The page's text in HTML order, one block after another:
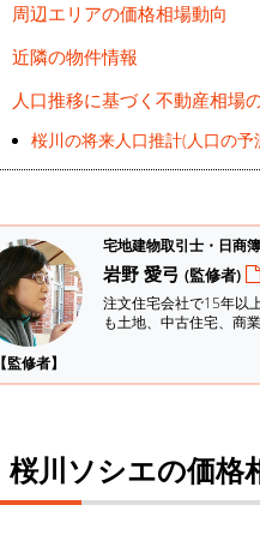
周辺エリアの価格相場動向
近隣の物件情報
人口推移に基づく不動産相場
桜川の将来人口推計(人口の予
【監修者】
宅地建物取引士・日商
岩野 愛弓 (監修者)
注文住宅会社で15年以
も土地、中古住宅、商
桜川ソシエの価格